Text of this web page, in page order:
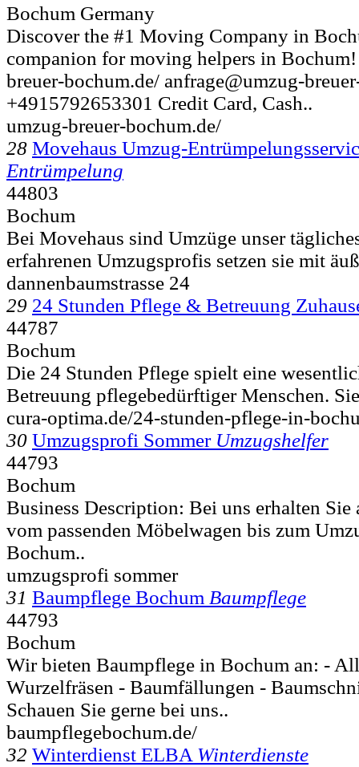
Bochum Germany
Discover the #1 Moving Company in
companion for moving helpers in
breuer-bochum.de/ anfrage@umzug-
+4915792653301 Credit Card, Cash..
umzug-breuer-bochum.de/
28 Movehaus Umzug-
Entrümpelung
44803
Bochum
Bei Movehaus sind Umzüge unser
erfahrenen Umzugsprofis setzen sie mit
dannenbaumstrasse 24
29 24 Stunden Pflege & Betreuung
44787
Bochum
Die 24 Stunden Pflege spielt eine
Betreuung pflegebedürftiger Menschen.
cura-optima.de/24-stunden-pflege-in-
30 Umzugsprofi Sommer Umzugshelfer
44793
Bochum
Business Description: Bei uns erhalten Sie
vom passenden Möbelwagen bis zum
Bochum..
umzugsprofi sommer
31 Baumpflege Bochum Baumpflege
44793
Bochum
Wir bieten Baumpflege in Bochum an: -
Wurzelfräsen - Baumfällungen -
Schauen Sie gerne bei uns..
baumpflegebochum.de/
32 Winterdienst ELBA Winterdienste